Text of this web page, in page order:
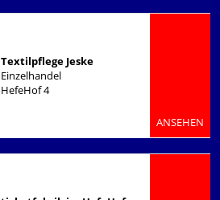
Textilpflege Jeske
Einzelhandel
HefeHof 4
ANSEHEN